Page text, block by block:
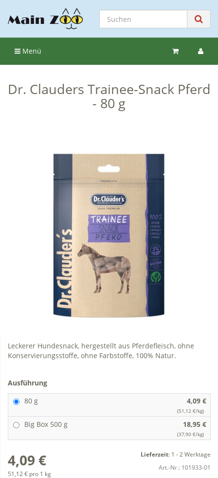
Menü
Dr. Clauders Trainee-Snack Pferd
- 80 g
Leckerer Hundesnack, hergestellt aus Pferdefleisch, ohne
Konservierungsstoffe, ohne Farbstoffe, 100% Natur.
Ausführung
80 g
4,09 €
(51,12 €/kg)
Big Box 500 g 18,95 €
(37,90 €/kg)
4,09 €
51,12 € pro 1 kg
Lieferzeit: 1 - 2 Werktage
Art.-Nr.: 101933-01